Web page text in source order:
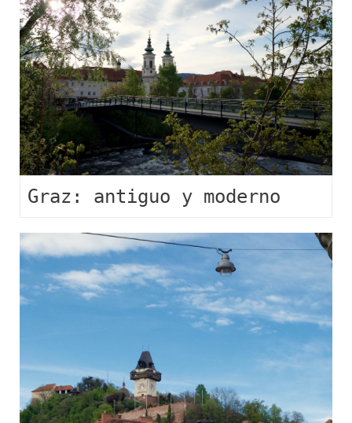
Graz: antiguo y moderno